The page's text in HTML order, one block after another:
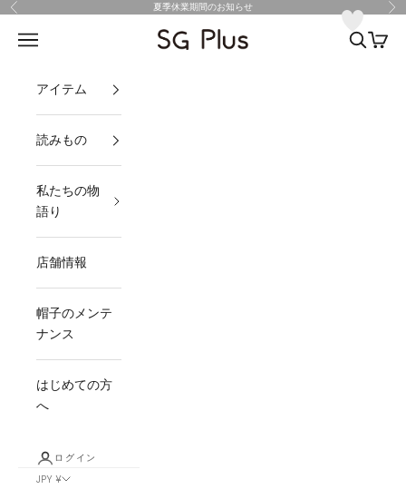
コンテンツへスキップ
前へ 夏季休業期間のお知らせ 次
SG Plus
メニュー 検索カート
アイテム
読みもの
私たちの物
語り
店舗情報
帽子のメンテ
ナンス
はじめての方
へ
ログイン
JPY ¥